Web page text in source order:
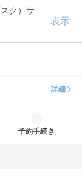
ク）サ
表示
詳細
予約手続き